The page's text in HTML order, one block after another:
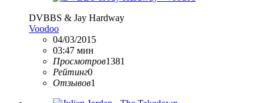
DVBBS & Jay Hardway
Voodoo
04/03/2015
03:47 мин
Просмотров1381
Рейтинг0
Отзывов1